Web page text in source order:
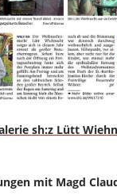
sh:z Lütt
mit Magd